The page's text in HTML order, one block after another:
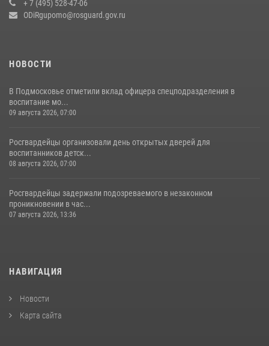
18 июля 2026, 07:03
+ 7 (495) 528-47-06
ODiRgupomo@rosguard.gov.ru
НОВОСТИ
В Подмосковье отметили вклад офицера спецподразделения в
воспитание мо...
09 августа 2026, 07:00
Росгвардейцы организовали день открытых дверей для
воспитанников детск...
08 августа 2026, 07:00
Росгвардейцы задержали подозреваемого в незаконном
проникновении в час...
07 августа 2026, 13:36
НАВИГАЦИЯ
Новости
Карта сайта